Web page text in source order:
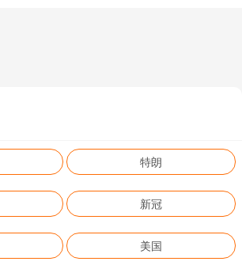
特朗
新冠
美国